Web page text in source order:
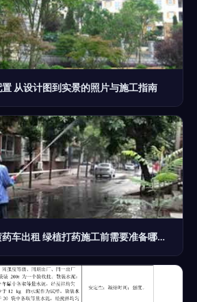
从设计图到实景的照片与施工指南
霍营园林杀虫绿化喷药车出租 绿植打药施工前需要准备哪些？